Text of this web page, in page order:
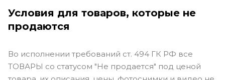
Условия для товаров, которые не
продаются
Во исполнении требований ст. 494 ГК РФ все
ТОВАРЫ со статусом "Не продается" под ценой